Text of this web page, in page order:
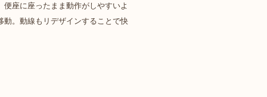
座に座ったまま動作がしやすいよ
。動線もリデザインすることで快